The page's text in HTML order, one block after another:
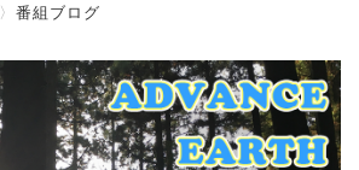
〉番組ブログ